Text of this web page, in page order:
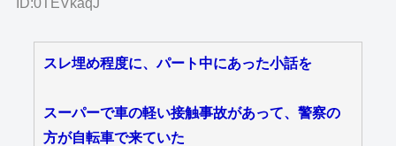
スレ埋め程度に、パート中にあった小話を
スーパーで車の軽い接触事故があって、警察の
方が自転車で来ていた